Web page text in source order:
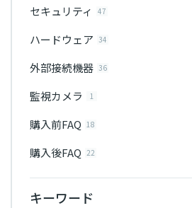
セキュリティ 47
ハードウェア 34
外部接続機器 36
監視カメラ 1
購入前FAQ 18
購入後FAQ 22
キーワード